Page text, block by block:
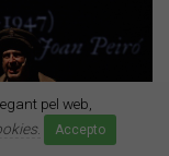
pel web,
. Accepto